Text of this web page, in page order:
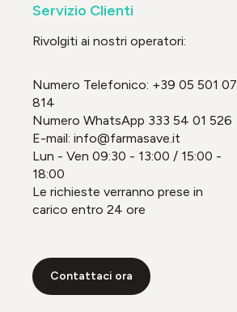
Servizio Clienti
Rivolgiti ai nostri operatori:
Numero Telefonico: +39 05 501 07
814
Numero WhatsApp 333 54 01 526
E-mail: info@farmasave.it
Lun - Ven 09:30 - 13:00 / 15:00 -
18:00
Le richieste verranno prese in
carico entro 24 ore
Contattaci ora